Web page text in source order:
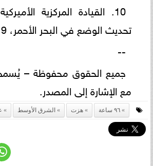
10. القيادة المركزية
تحديث الوضع في البحر الأحمر، 9 يونيو 2026.
--
جميع الحقوق محفوظة – يُسمح
مع الإشارة إلى المصدر.
٩٦ ساعة هزت الشرق الأوسط